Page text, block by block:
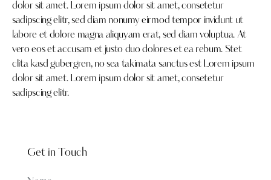
dolor sit amet. Lorem ipsum dolor sit amet, consetetur
sadipscing elitr, sed diam nonumy eirmod tempor invidunt ut
labore et dolore magna aliquyam erat, sed diam voluptua. At
vero eos et accusam et justo duo dolores et ea rebum. Stet
clita kasd gubergren, no sea takimata sanctus est Lorem ipsum
dolor sit amet. Lorem ipsum dolor sit amet, consetetur
sadipscing elitr.
Get in Touch